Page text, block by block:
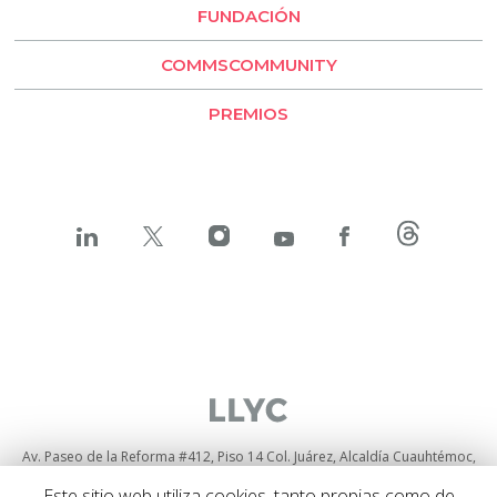
LLYC Buenos Aires
BESO by LLYC
FUNDACIÓN
COMMSCOMMUNITY
PREMIOS
Av. Paseo de la Reforma #412, Piso 14 Col. Juárez, Alcaldía Cuauhtémoc,
+52 55525 71084